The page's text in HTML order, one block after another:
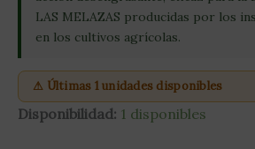
LAS MELAZAS producidas por los
en los cultivos agrícolas.
⚠ Últimas 1 unidades disponibles
Disponibilidad: 1 disponibles